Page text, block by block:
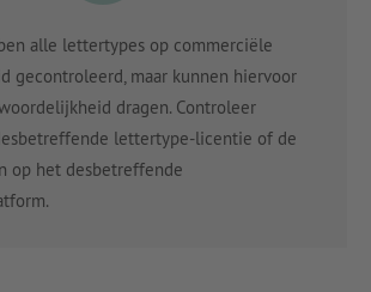
alle lettertypes op commerciële
gecontroleerd, maar kunnen hiervoor
dragen. Controleer
lettertype-licentie of de
op het desbetreffende